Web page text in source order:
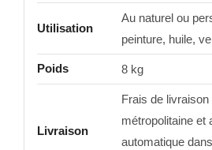
Utilisation
Au naturel ou
peinture, huile,
Poids 8 kg
Livraison
Frais de
métropolitaine et
automatique